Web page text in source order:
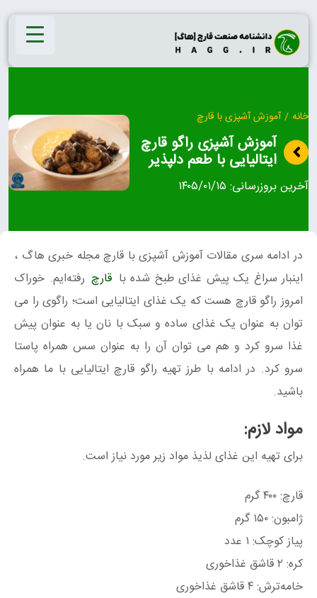
Skip
content
خانه / آموزش آشپزی با قارچ
آموزش آشپزی راگو قارچ
ایتالیایی با طعم دلپذیر
آخرین بروزرسانی: ۱۴۰۵/۰۱/۱۵
در ادامه سری مقالات آموزش آشپزی با قارچ مجله خبری هاگ ،
اینبار سراغ یک پیش غذای طبخ شده با قارچ رفته‌ایم. خوراک
امروز راگو قارچ هست که یک غذای ایتالیایی است؛ راگوی را می
توان به عنوان یک غذای ساده و سبک با نان یا به عنوان پیش
غذا سرو کرد و هم می توان آن را به عنوان سس همراه پاستا
سرو کرد. در ادامه با طرز تهیه راگو قارچ ایتالیایی با ما همراه
باشید.
مواد لازم:
برای تهیه این غذای لذیذ مواد زیر مورد نیاز است.
قارچ: ۴۰۰ گرم
ژامبون: ۱۵۰ گرم
پیاز کوچک: ۱ عدد
کره: ۲ قاشق غذاخوری
خامه‌ترش: ۴ قاشق غذاخوری